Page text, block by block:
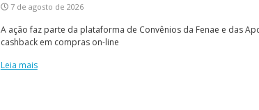
7 de agosto de 2026
A ação faz parte da plataforma de Convênios da Fenae e das
cashback em compras on-line
Leia mais
Aproveite a parceria da Apcef